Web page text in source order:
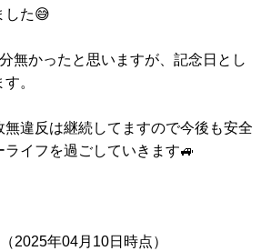
した😅
無かったと思いますが、記念日とし
。
違反は継続してますので今後も安全
イフを過ごしていきます🚙
2025年04月10日時点）